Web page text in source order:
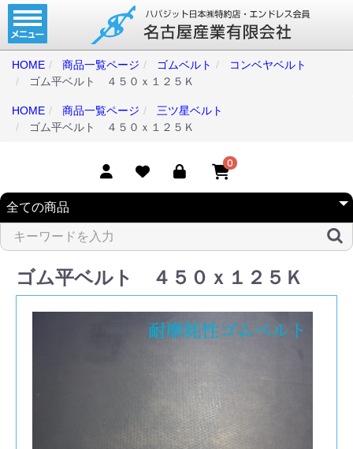
ホーム
コンベアベルト
タイミングベルト
モジュラーベルト
取扱商品一覧
コンベアベルトショップ
会社案内
無料お見積り
HOME 商品一覧ページ ゴムベルト
コンベヤベルト
ゴム平ベルト ４５０ｘ１２５Ｋ
HOME 商品一覧ページ
三ツ星ベルト
ゴム平ベルト ４５０ｘ１２５Ｋ
0
ゴム平ベルト ４５０ｘ１２５Ｋ